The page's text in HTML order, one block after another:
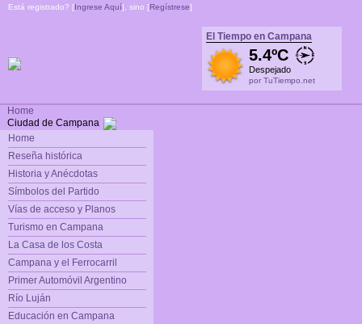
Está registrado? [Ingrese Aquí], sino [Regístrese]
El Tiempo en Campana
5.4ºC
Despejado
por TuTiempo.net
Home
Ciudad de Campana
Home
Reseña histórica
Historia y Anécdotas
Símbolos del Partido
Vías de acceso y Planos
Turismo en Campana
La Casa de los Costa
Campana y el Ferrocarril
Primer Automóvil Argentino
Río Luján
Educación en Campana